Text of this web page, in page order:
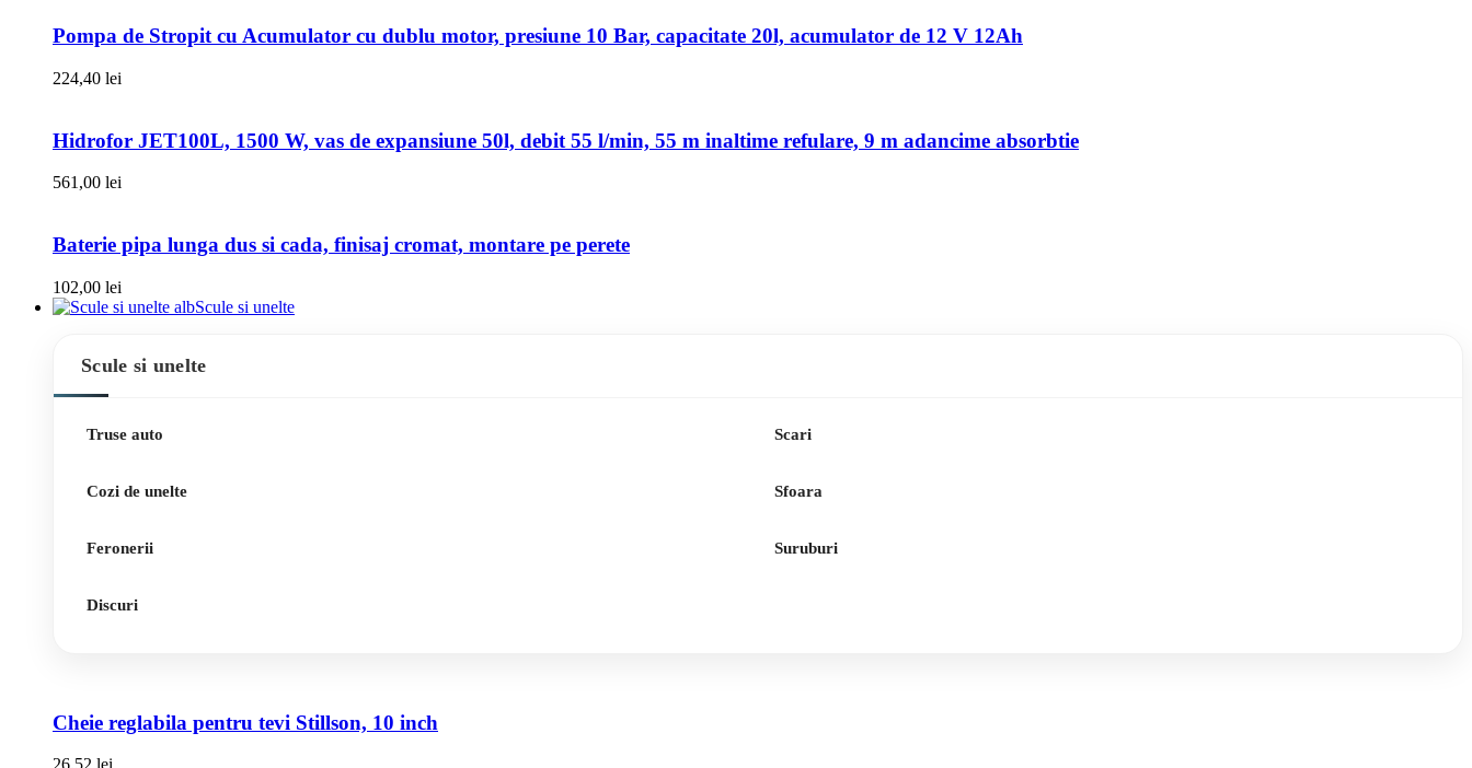
Pompa de Stropit cu Acumulator cu dublu motor, presiune 10 Bar, capacitate 20l, acumulator de 12 V 12Ah
224,40 lei
Hidrofor JET100L, 1500 W, vas de expansiune 50l, debit 55 l/min, 55 m inaltime refulare, 9 m adancime absorbtie
561,00 lei
Baterie pipa lunga dus si cada, finisaj cromat, montare pe perete
102,00 lei
Scule si unelte
Scule si unelte
Truse auto
Cozi de unelte
Feronerii
Discuri
Scari
Sfoara
Suruburi
Cheie reglabila pentru tevi Stillson, 10 inch